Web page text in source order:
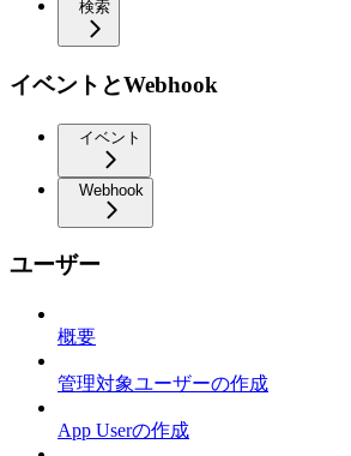
検索
イベントとWebhook
イベント
Webhook
ユーザー
概要
管理対象ユーザーの作成
App Userの作成